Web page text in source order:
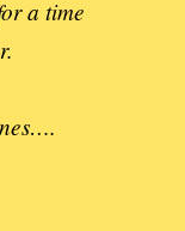
a time